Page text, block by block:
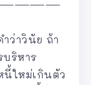
ว่าวินัย ถ้า
บริหาร
นี้ใหม่เกินตัว